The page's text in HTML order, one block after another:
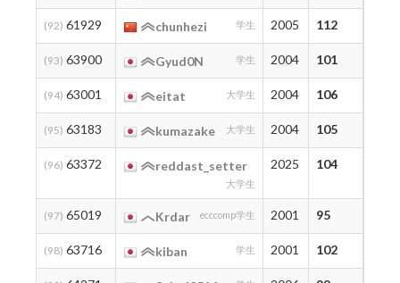
(92) 61929 chunhezi 学生 2005 112
(93) 63900 Gyud0N 学生 2004 101
(94) 63001 eitat 大学生 2004 106
(95) 63183 kumazake 大学生 2004 105
(96) 63372 reddast_setter
大学生
2025 104
(97) 65019 Krdar ecccomp学生 2001 95
(98) 63716 kiban 学生 2001 102